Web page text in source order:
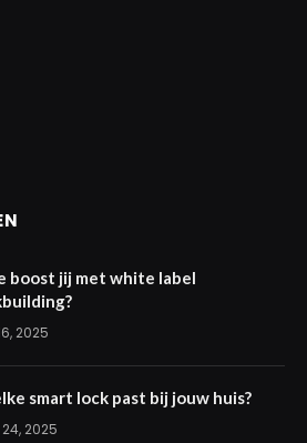
boost jij met white label
2025
smart lock past bij jouw huis?
2025